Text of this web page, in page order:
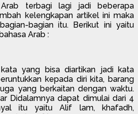
terbagi lagi jadi beberapa
kelengkapan artikel ini maka
bagian itu. Berikut ini yaitu
Arab :
yang bisa diartikan jadi kata
kepada diri kita, barang
yang berkaitan dengan waktu.
Didalamnya dapat dimulai dari 4
itu yaitu Alif lam, khafadh,